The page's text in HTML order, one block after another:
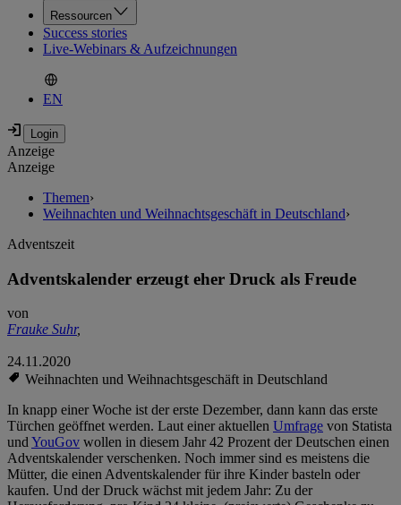
Ressourcen
Success stories
Live-Webinars & Aufzeichnungen
EN
Anzeige
Anzeige
Themen›
Weihnachten und Weihnachtsgeschäft in Deutschland›
Adventszeit
Adventskalender erzeugt eher Druck als Freude
von
Frauke Suhr,
24.11.2020
Weihnachten und Weihnachtsgeschäft in Deutschland
In knapp einer Woche ist der erste Dezember, dann kann das erste
Türchen geöffnet werden. Laut einer aktuellen Umfrage von Statista
undYouGov wollen in diesem Jahr 42 Prozent der Deutschen einen
Adventskalender verschenken. Noch immer sind es meistens die
Mütter, die einen Adventskalender für ihre Kinder basteln oder
kaufen. Und der Druck wächst mit jedem Jahr: Zu der